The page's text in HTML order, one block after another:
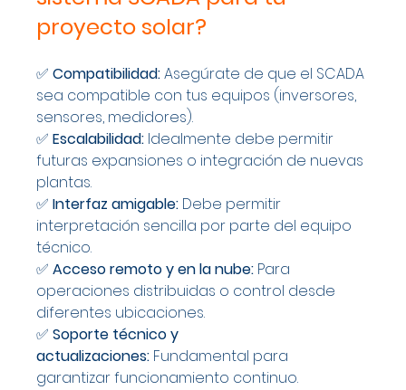
proyecto solar?
✅ Compatibilidad: Asegúrate de que el SCADA
sea compatible con tus equipos (inversores,
sensores, medidores).
✅ Escalabilidad: Idealmente debe permitir
futuras expansiones o integración de nuevas
plantas.
✅ Interfaz amigable: Debe permitir
interpretación sencilla por parte del equipo
técnico.
✅ Acceso remoto y en la nube: Para
operaciones distribuidas o control desde
diferentes ubicaciones.
✅ Soporte técnico y
actualizaciones: Fundamental para
garantizar funcionamiento continuo.